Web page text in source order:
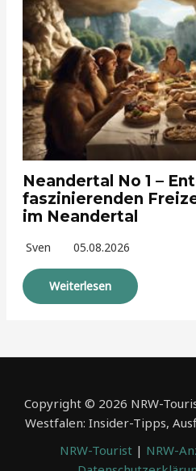
Neandertal No 1 –
faszinierenden
im Neandertal
Sven 05.08.2026
Weiterlesen
Copyright © 2026 NRW-
Westfalen: Insider-Tipps,
NRW-Tourist | NRW-